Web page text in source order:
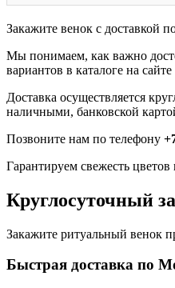
Закажите венок с доставкой
Мы понимаем, как важно
вариантов в каталоге на
Доставка осуществляется
наличными, банковской
Позвоните нам по телефону
Гарантируем свежесть
Круглосуточный
Закажите ритуальный венок
Быстрая доставка по